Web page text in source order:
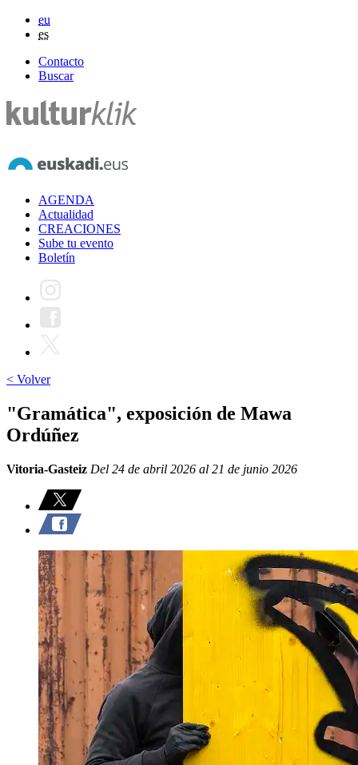
eu
es
Contacto
Buscar
AGENDA
Actualidad
CREACIONES
Sube tu evento
Boletín
< Volver
"Gramática", exposición de Mawa
Ordúñez
Vitoria-Gasteiz Del 24 de abril 2026 al 21 de junio 2026